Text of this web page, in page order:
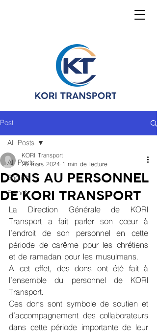
Post
All Posts
English
French
All Posts
DONS AU PERSONNEL
DE KORI TRANSPORT
KORI Transport
26 mars 2024 1 min de lecture
La Direction Générale de KORI
Transport a fait parler son cœur à
l’endroit de son personnel en cette
période de carême pour les chrétiens
et de ramadan pour les musulmans.
A cet effet, des dons ont été fait à
l’ensemble du personnel de KORI
Transport.
Ces dons sont symbole de soutien et
d’accompagnement des collaborateurs
dans cette période importante de leur